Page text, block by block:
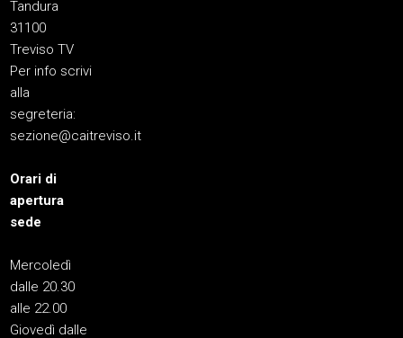
Tandura
31100
Treviso TV
Per info scrivi
alla
segreteria:
sezione@caitreviso.it
Orari di
apertura
sede
Mercoledì
dalle 20.30
alle 22.00
Giovedì dalle